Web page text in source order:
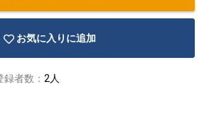
お気に入りに追加
者数： 2人